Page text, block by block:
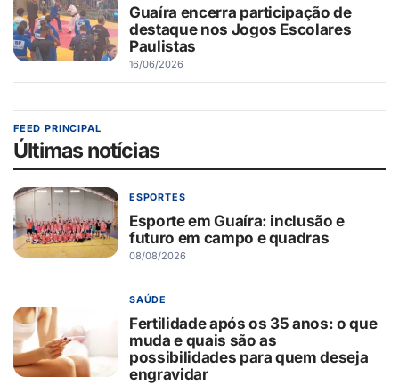
Guaíra encerra participação de
destaque nos Jogos Escolares
Paulistas
16/06/2026
FEED PRINCIPAL
Últimas notícias
ESPORTES
Esporte em Guaíra: inclusão e
futuro em campo e quadras
08/08/2026
SAÚDE
Fertilidade após os 35 anos: o que
muda e quais são as
possibilidades para quem deseja
engravidar